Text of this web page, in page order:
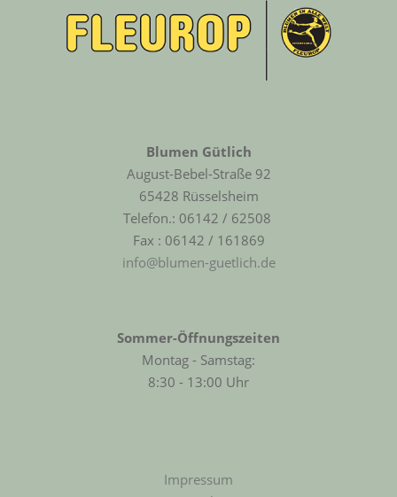
Blumen Gütlich
August-Bebel-Straße 92
65428 Rüsselsheim
Telefon.: 06142 / 62508
Fax : 06142 / 161869
info@blumen-guetlich.de
Sommer-Öffnungszeiten
Montag - Samstag:
8:30 - 13:00 Uhr
Impressum